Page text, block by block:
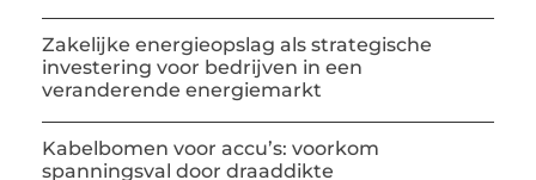
Zakelijke energieopslag als strategische
investering voor bedrijven in een
veranderende energiemarkt
Kabelbomen voor accu’s: voorkom
spanningsval door draaddikte